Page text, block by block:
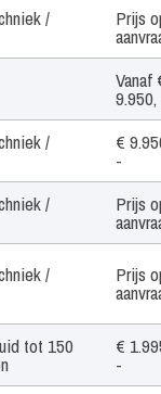
Prijs
/ Prijs
Vanaf
/ €
-
/ Prijs
/ Prijs
tot 150 €
-